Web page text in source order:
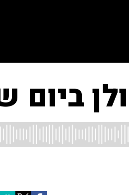
ביום